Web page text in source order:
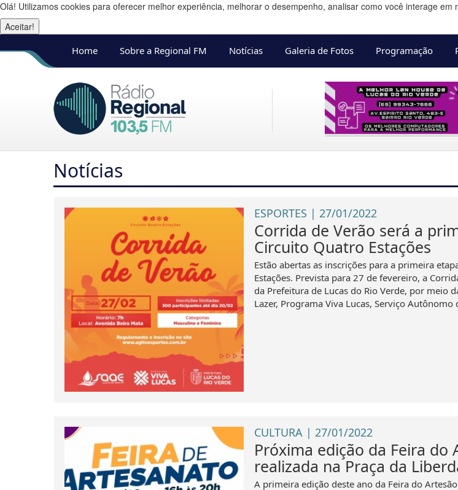
Olá! Utilizamos cookies para oferecer melhor experiência, melhorar o desempenho, analisar como você interage
Aceitar!
Home
Sobre a Regional FM Notícias Galeria de Fotos Programação
Notícias
ESPORTES | 27/01/2022
Corrida de Verão será a
Circuito Quatro Estações
Estão abertas as inscrições para a primeira
Estações. Prevista para 27 de fevereiro, a
da Prefeitura de Lucas do Rio Verde, por meio
Lazer, Programa Viva Lucas, Serviço Autônomo
CULTURA | 27/01/2022
Próxima edição da Feira do
realizada na Praça da
A primeira edição deste ano da Feira do